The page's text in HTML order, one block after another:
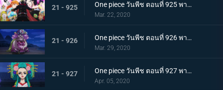
21 - 925 One piece วันพีช ตอนที่ 925 พากย์ไทย การต่อสู้ครั้งใหญ่! ผู้พิทักษ์หน้ากากโซบะ!
Mar. 22, 2020
21 - 926 One piece วันพีช ตอนที่ 926 พากย์ไทย เข้าตาจน โอโรจิโอนิวาบังที่แสนอันตราย
Mar. 29, 2020
21 - 927 One piece วันพีช ตอนที่ 927 พากย์ไทย ขุมนรก! พญาอสรพิษผู้น่าสะพรึง โชกุนโอโรจิ
Apr. 05, 2020